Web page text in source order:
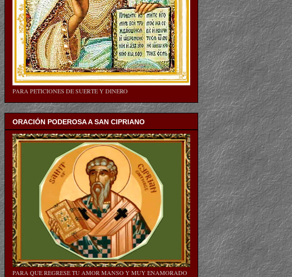
PARA PETICIONES DE SUERTE Y DINERO
ORACIÓN PODEROSA A SAN CIPRIANO
PARA QUE REGRESE TU AMOR MANSO Y MUY ENAMORADO